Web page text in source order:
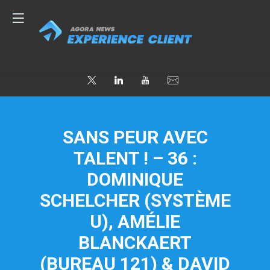
SANS PEUR AVEC
TALENT ! – 36 :
DOMINIQUE
SCHELCHER (SYSTÈME
U), AMÉLIE
BLANCKAERT
(BUREAU 121) & DAVID